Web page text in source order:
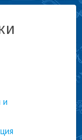
и